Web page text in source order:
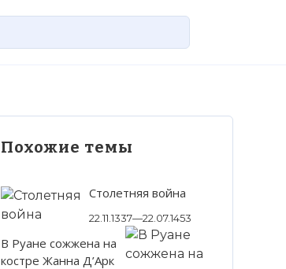
Похожие темы
Столетняя война
22.11.1337—22.07.1453
В Руане сожжена на
костре Жанна Д’Арк